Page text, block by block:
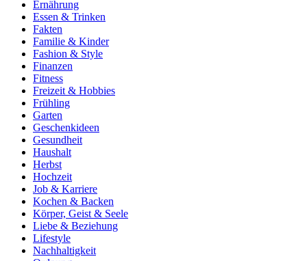
Ernährung
Essen & Trinken
Fakten
Familie & Kinder
Fashion & Style
Finanzen
Fitness
Freizeit & Hobbies
Frühling
Garten
Geschenkideen
Gesundheit
Haushalt
Herbst
Hochzeit
Job & Karriere
Kochen & Backen
Körper, Geist & Seele
Liebe & Beziehung
Lifestyle
Nachhaltigkeit